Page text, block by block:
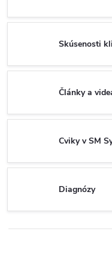
Skúsenosti
Články a
Cviky v SM
Diagnózy